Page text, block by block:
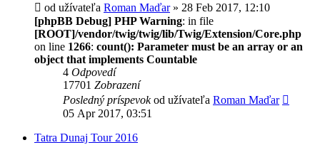
od užívateľa Roman Maďar» 28 Feb 2017, 12:10
[phpBB Debug] PHP Warning: in file
[ROOT]/vendor/twig/twig/lib/Twig/Extension/Core.php
on line 1266: count(): Parameter must be an array or an
object that implements Countable
4 Odpovedí
17701 Zobrazení
Posledný príspevokod užívateľa Roman Maďar
05 Apr 2017, 03:51
Tatra Dunaj Tour 2016